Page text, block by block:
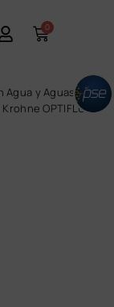
0
Agua y Aguas
OPTIFLUX